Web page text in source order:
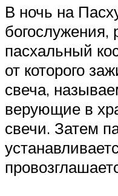
В ночь на
богослужения,
пасхальный
от которого
свеча,
верующие в
свечи. Затем